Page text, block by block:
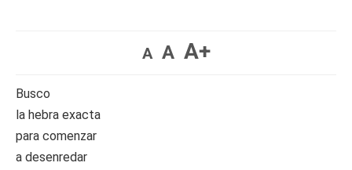
A A A+
Busco
la hebra exacta
para comenzar
a desenredar